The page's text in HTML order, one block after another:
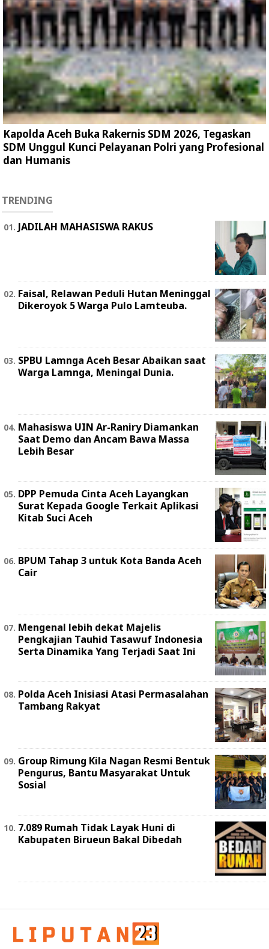
Kapolda Aceh Buka Rakernis SDM 2026, Tegaskan
SDM Unggul Kunci Pelayanan Polri yang Profesional
dan Humanis
TRENDING
JADILAH MAHASISWA RAKUS
Faisal, Relawan Peduli Hutan Meninggal
Dikeroyok 5 Warga Pulo Lamteuba.
SPBU Lamnga Aceh Besar Abaikan saat
Warga Lamnga, Meningal Dunia.
Mahasiswa UIN Ar-Raniry Diamankan
Saat Demo dan Ancam Bawa Massa
Lebih Besar
DPP Pemuda Cinta Aceh Layangkan
Surat Kepada Google Terkait Aplikasi
Kitab Suci Aceh
BPUM Tahap 3 untuk Kota Banda Aceh
Cair
Mengenal lebih dekat Majelis
Pengkajian Tauhid Tasawuf Indonesia
Serta Dinamika Yang Terjadi Saat Ini
Polda Aceh Inisiasi Atasi Permasalahan
Tambang Rakyat
Group Rimung Kila Nagan Resmi Bentuk
Pengurus, Bantu Masyarakat Untuk
Sosial
7.089 Rumah Tidak Layak Huni di
Kabupaten Birueun Bakal Dibedah